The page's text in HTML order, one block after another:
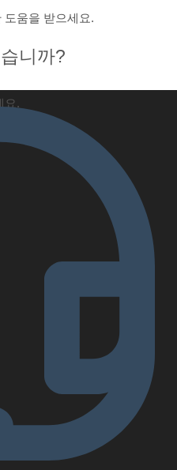
도움을 받으세요.
요.
니까?